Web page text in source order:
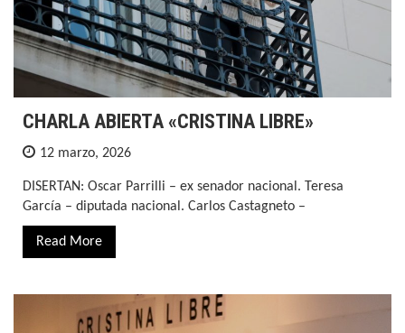
CHARLA ABIERTA «CRISTINA LIBRE»
12 marzo, 2026
DISERTAN: Oscar Parrilli – ex senador nacional. Teresa
García – diputada nacional. Carlos Castagneto –
Read More